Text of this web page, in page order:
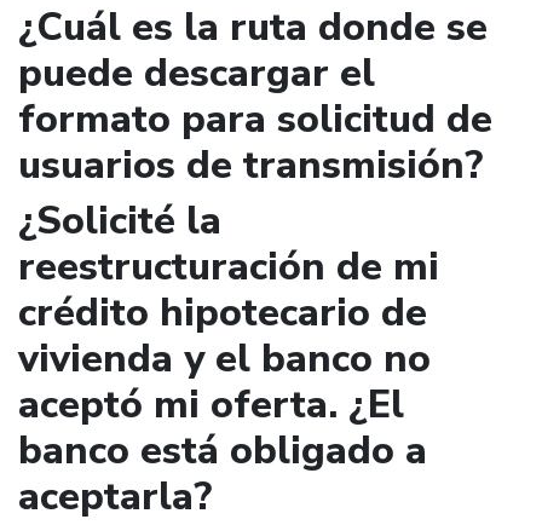
¿Cuál es la ruta donde se
puede descargar el
formato para solicitud de
usuarios de transmisión?
¿Solicité la
reestructuración de mi
crédito hipotecario de
vivienda y el banco no
aceptó mi oferta. ¿El
banco está obligado a
aceptarla?